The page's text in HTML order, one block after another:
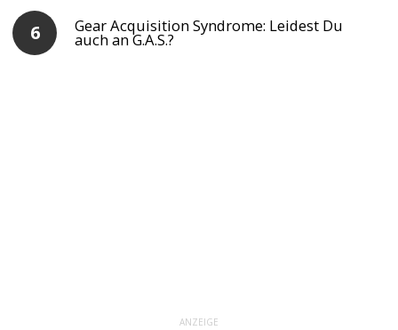
Gear Acquisition Syndrome: Leidest Du
auch an G.A.S.?
ANZEIGE